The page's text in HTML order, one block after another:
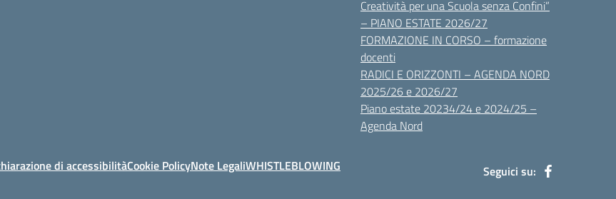
Creatività per una Scuola senza Confini”
– PIANO ESTATE 2026/27
FORMAZIONE IN CORSO – formazione
docenti
RADICI E ORIZZONTI – AGENDA NORD
2025/26 e 2026/27
Piano estate 20234/24 e 2024/25 –
Agenda Nord
di accessibilitàCookie PolicyNote LegaliWHISTLEBLOWING Seguici su: